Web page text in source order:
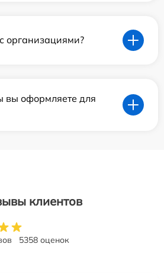
организациями?
вы оформляете для
клиентов
5358 оценок